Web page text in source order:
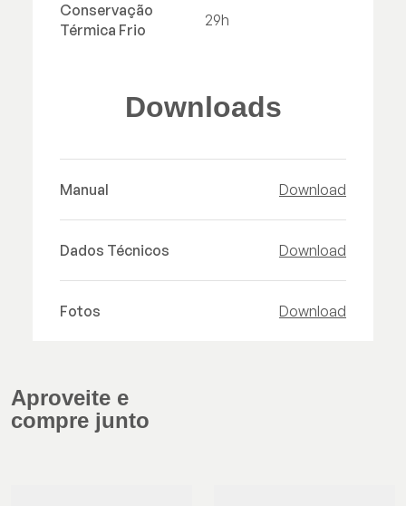
Conservação
Térmica Frio
29h
Downloads
Manual Download
Dados Técnicos Download
Fotos Download
Aproveite e
compre junto